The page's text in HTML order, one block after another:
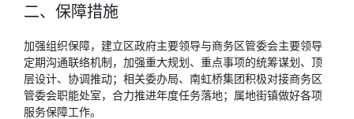
二、保障措施
加强组织保障，建立区政府主要领导与商务区管委会主要领导
定期沟通联络机制，加强重大规划、重点事项的统筹谋划、顶
层设计、协调推动；相关委办局、南虹桥集团积极对接商务区
管委会职能处室，合力推进年度任务落地；属地街镇做好各项
服务保障工作。